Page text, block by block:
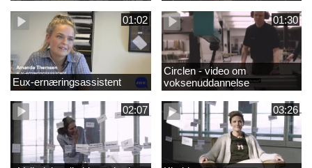
01:02
Eux-ernæringsassistent
01:30
Circlen - video om
voksenuddannelse
02:07 03:26